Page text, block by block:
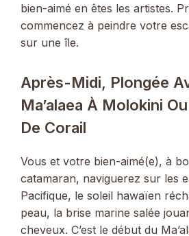
bien-aimé en êtes les artistes.
commencez à peindre votre
sur une île.
Après-Midi, Plongée
Ma’alaea À Molokini
De Corail
Vous et votre bien-aimé(e), à
catamaran, naviguerez sur les
Pacifique, le soleil hawaïen
peau, la brise marine salée
cheveux. C’est le début du